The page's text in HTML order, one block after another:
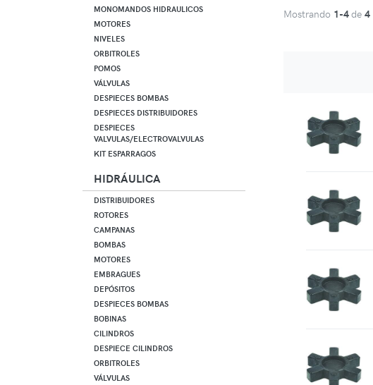
MONOMANDOS HIDRAULICOS
MOTORES
NIVELES
ORBITROLES
POMOS
VÁLVULAS
DESPIECES BOMBAS
DESPIECES DISTRIBUIDORES
DESPIECES
VALVULAS/ELECTROVALVULAS
KIT ESPARRAGOS
HIDRÁULICA
DISTRIBUIDORES
ROTORES
CAMPANAS
BOMBAS
MOTORES
EMBRAGUES
DEPÓSITOS
DESPIECES BOMBAS
BOBINAS
CILINDROS
DESPIECE CILINDROS
ORBITROLES
VÁLVULAS
Mostrando 1-4de 4